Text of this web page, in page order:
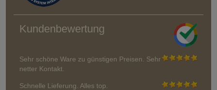
Kundenbewertung
Sehr schöne Ware zu günstigen Preisen. Sehr
netter Kontakt.
Schnelle Lieferung. Alles top.